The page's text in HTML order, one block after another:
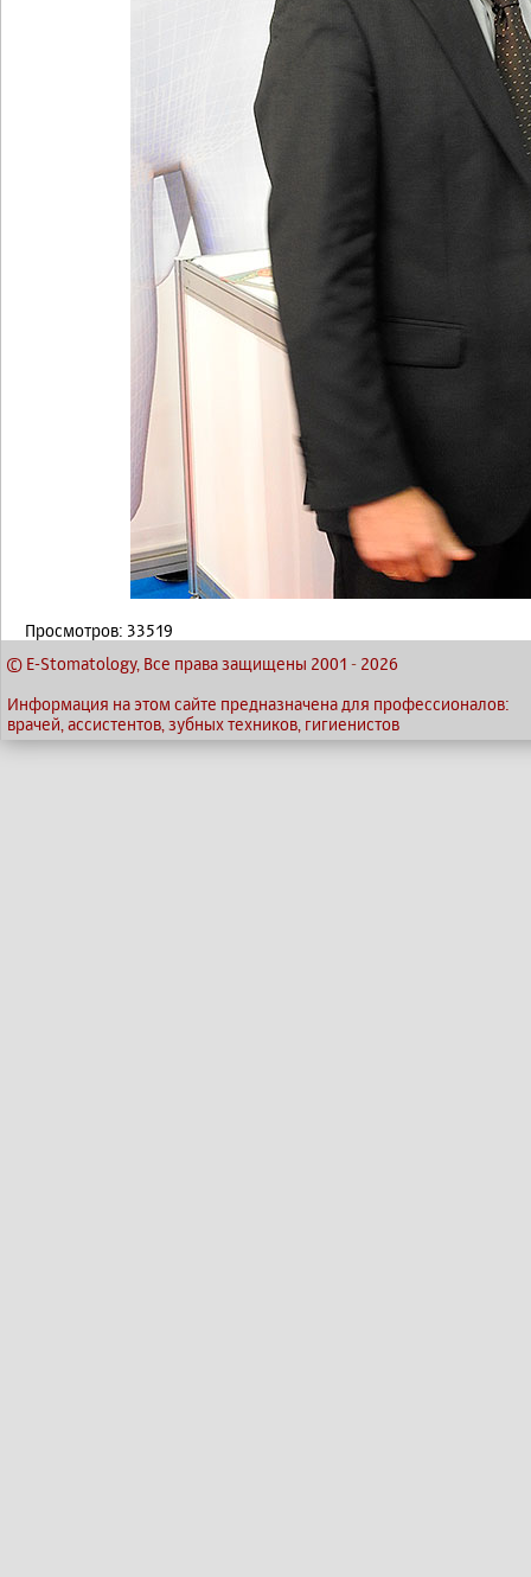
Просмотров: 33519
© E-Stomatology, Все права защищены 2001 - 2026
Информация на этом сайте предназначена для профессионалов:
врачей, ассистентов, зубных техников, гигиенистов